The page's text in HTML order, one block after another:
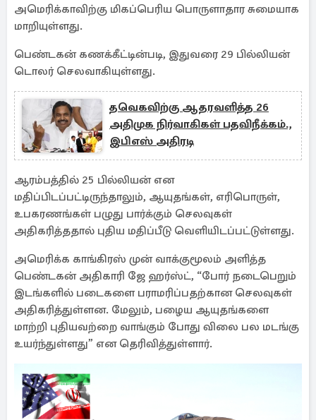
அமெரிக்காவிற்கு மிகப்பெரிய பொருளாதார சுமையாக
மாறியுள்ளது.
பெண்டகன் கணக்கீட்டின்படி, இதுவரை 29 பில்லியன்
டொலர் செலவாகியுள்ளது.
தவெகவிற்கு ஆதரவளித்த 26
அதிமுக நிர்வாகிகள் பதவிநீக்கம்.,
இபிஎஸ் அதிரடி
ஆரம்பத்தில் 25 பில்லியன் என
மதிப்பிடப்பட்டிருந்தாலும், ஆயுதங்கள், எரிபொருள்,
உபகரணங்கள் பழுது பார்க்கும் செலவுகள்
அதிகரித்ததால் புதிய மதிப்பீடு வெளியிடப்பட்டுள்ளது.
அமெரிக்க காங்கிரஸ் முன் வாக்குமூலம் அளித்த
பெண்டகன் அதிகாரி ஜே ஹர்ஸ்ட், “போர் நடைபெறும்
இடங்களில் படைகளை பராமரிப்பதற்கான செலவுகள்
அதிகரித்துள்ளன. மேலும், பழைய ஆயுதங்களை
மாற்றி புதியவற்றை வாங்கும் போது விலை பல மடங்கு
உயர்ந்துள்ளது” என தெரிவித்துள்ளார்.